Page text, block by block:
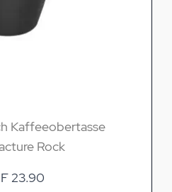
Kaffeeobertasse
Rock
23.90